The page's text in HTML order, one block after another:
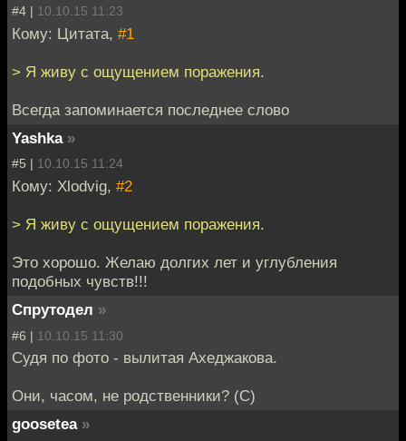
#4 | 10.10.15 11:23
Кому: Цитата, #1
> Я живу с ощущением поражения.
Всегда запоминается последнее слово
Yashka »
#5 | 10.10.15 11:24
Кому: Xlodvig, #2
> Я живу с ощущением поражения.
Это хорошо. Желаю долгих лет и углубления
подобных чувств!!!
Спрутодел »
#6 | 10.10.15 11:30
Судя по фото - вылитая Ахеджакова.
Они, часом, не родственники? (С)
goosetea »